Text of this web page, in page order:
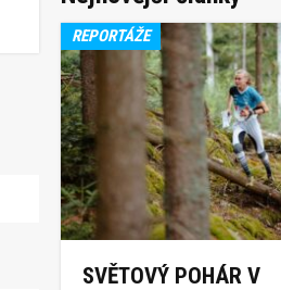
REPORTÁŽE
SVĚTOVÝ POHÁR V